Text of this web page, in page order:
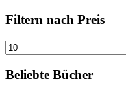
Filtern nach Preis
Min.
Preis
Beliebte Bücher